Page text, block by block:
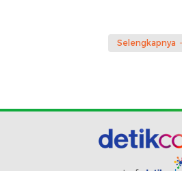
Selengkapnya